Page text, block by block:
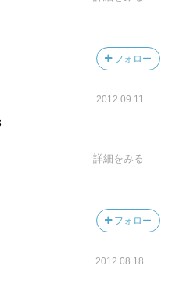
んです。
、いや、80％でも、かなり
が投票したくらいで何も変
フォロー
2012.09.11
詳細をみる
フォロー
2012.08.18